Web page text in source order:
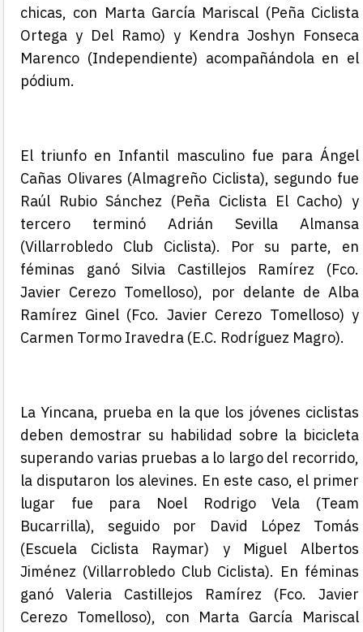
chicas, con Marta García Mariscal (Peña Ciclista
Ortega y Del Ramo) y Kendra Joshyn Fonseca
Marenco (Independiente) acompañándola en el
pódium.
El triunfo en Infantil masculino fue para Ángel
Cañas Olivares (Almagreño Ciclista), segundo fue
Raúl Rubio Sánchez (Peña Ciclista El Cacho) y
tercero terminó Adrián Sevilla Almansa
(Villarrobledo Club Ciclista). Por su parte, en
féminas ganó Silvia Castillejos Ramírez (Fco.
Javier Cerezo Tomelloso), por delante de Alba
Ramírez Ginel (Fco. Javier Cerezo Tomelloso) y
Carmen Tormo Iravedra (E.C. Rodríguez Magro).
La Yincana, prueba en la que los jóvenes ciclistas
deben demostrar su habilidad sobre la bicicleta
superando varias pruebas a lo largo del recorrido,
la disputaron los alevines. En este caso, el primer
lugar fue para Noel Rodrigo Vela (Team
Bucarrilla), seguido por David López Tomás
(Escuela Ciclista Raymar) y Miguel Albertos
Jiménez (Villarrobledo Club Ciclista). En féminas
ganó Valeria Castillejos Ramírez (Fco. Javier
Cerezo Tomelloso), con Marta García Mariscal